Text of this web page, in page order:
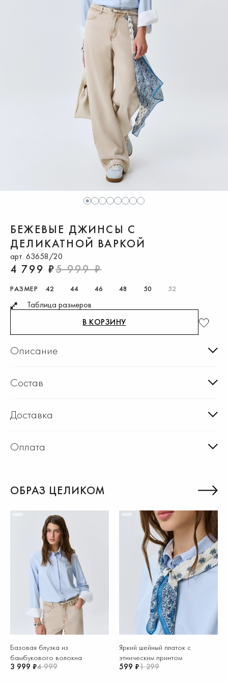
1 2 3 4 5 6 7 8
БЕЖЕВЫЕ ДЖИНСЫ С
ДЕЛИКАТНОЙ ВАРКОЙ
арт. 63658/20
4 799 ₽5 999 ₽
РАЗМЕР 42 44 46 48 50 52
Таблица размеров
В КОРЗИНУ
Описание
Состав
Доставка
Оплата
ОБРАЗ ЦЕЛИКОМ
Базовая блузка из
бамбукового волокна
3 999 ₽4 999
Яркий шейный платок с
этническим принтом
599 ₽1 299